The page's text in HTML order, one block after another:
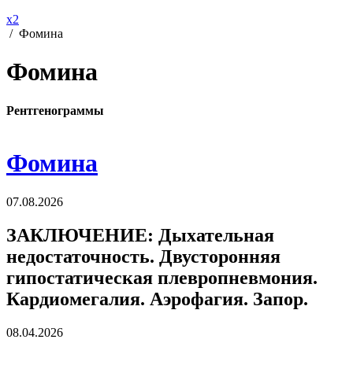
x2
/ Фомина
Фомина
Рентгенограммы
Фомина
07.08.2026
ЗАКЛЮЧЕНИЕ: Дыхательная
недостаточность. Двусторонняя
гипостатическая плевропневмония.
Кардиомегалия. Аэрофагия. Запор.
08.04.2026